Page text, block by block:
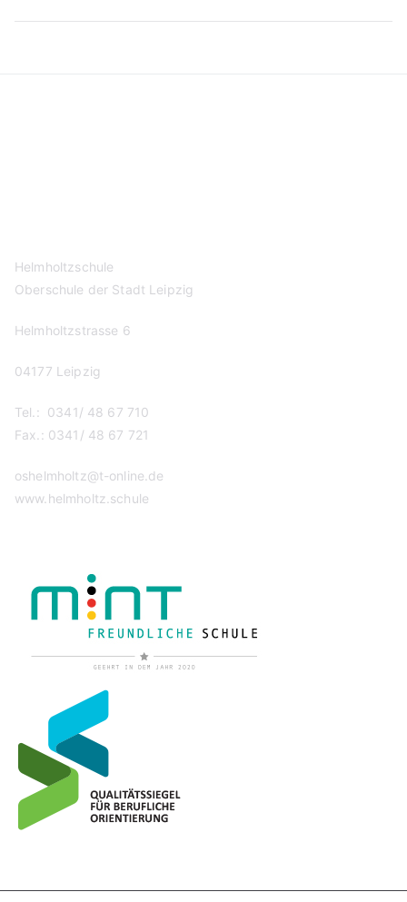
Helmholtzschule
Oberschule der Stadt Leipzig
Helmholtzstrasse 6
04177 Leipzig
Tel.: 0341/ 48 67 710
Fax.: 0341/ 48 67 721
oshelmholtz@t-online.de
www.helmholtz.schule